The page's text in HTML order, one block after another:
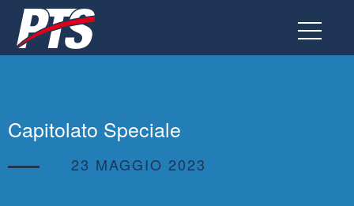
Vai
al
contenuto
Capitolato Speciale
23 MAGGIO 2023